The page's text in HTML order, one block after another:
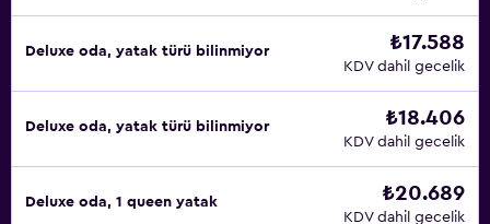
Deluxe oda, yatak türü bilinmiyor ₺17.588
KDV dahil gecelik
Deluxe oda, yatak türü bilinmiyor ₺18.406
KDV dahil gecelik
Deluxe oda, 1 queen yatak ₺20.689
KDV dahil gecelik